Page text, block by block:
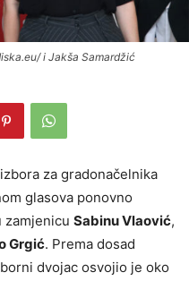
i Jakša Samardžić
za gradonačelnika
glasova ponovno
zamjenicu Sabinu Vlaović,
Grgić. Prema dosad
dvojac osvojio je oko